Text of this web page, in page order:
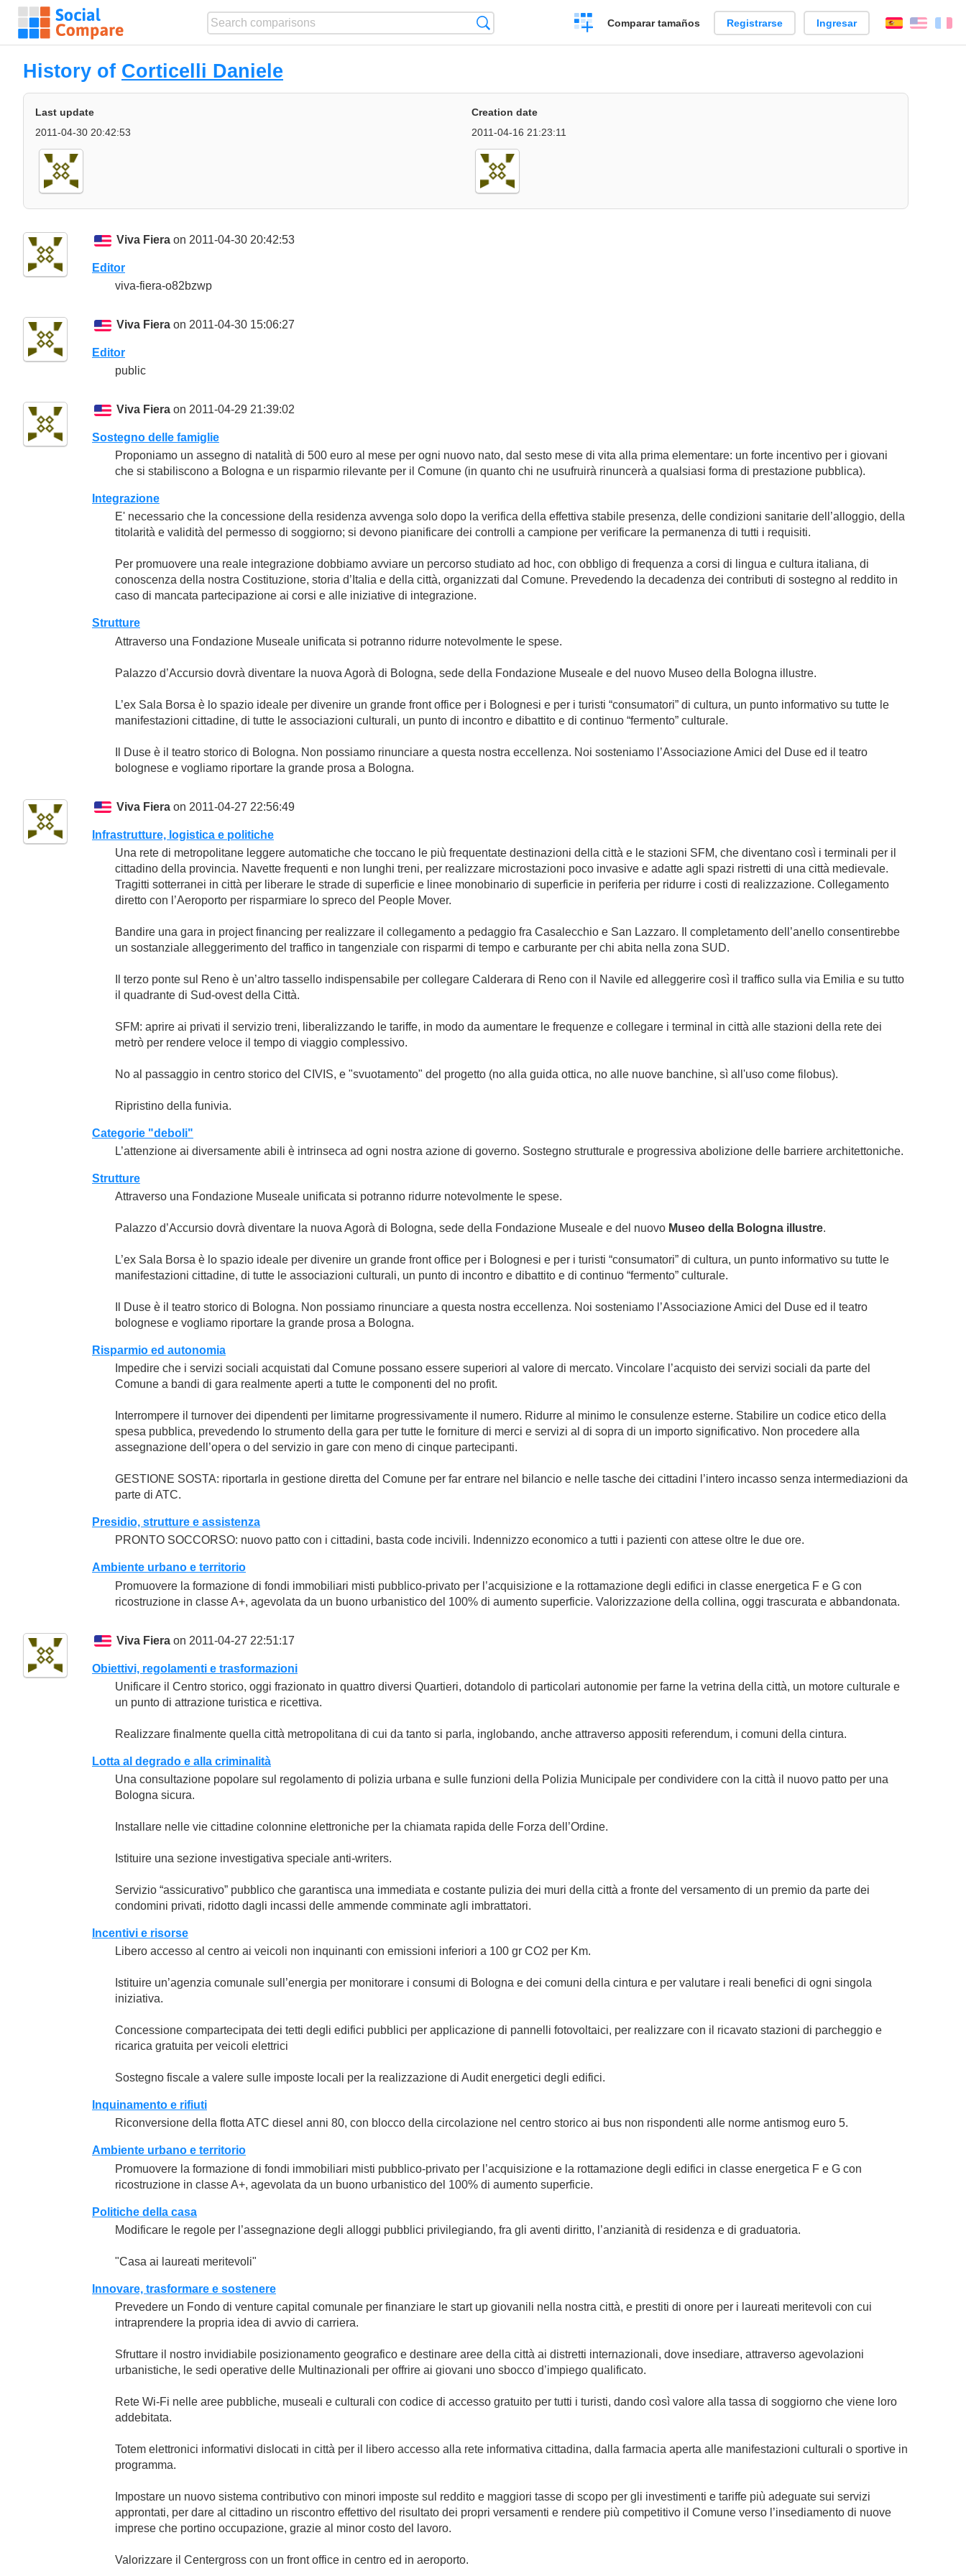
Crear
una
Comparar tamaños Registrarse Ingresar EspañolEnglish
History of Corticelli Daniele
Last update
2011-04-30 20:42:53
Creation date
2011-04-16 21:23:11
Viva Fiera on 2011-04-30 20:42:53
Editor
viva-fiera-o82bzwp
Viva Fiera on 2011-04-30 15:06:27
Editor
public
Viva Fiera on 2011-04-29 21:39:02
Sostegno delle famiglie
Proponiamo un assegno di natalità di 500 euro al mese per ogni nuovo nato, dal sesto mese di vita alla prima elementare: un forte incentivo per i giovani
che si stabiliscono a Bologna e un risparmio rilevante per il Comune (in quanto chi ne usufruirà rinuncerà a qualsiasi forma di prestazione pubblica).
Integrazione
E' necessario che la concessione della residenza avvenga solo dopo la verifica della effettiva stabile presenza, delle condizioni sanitarie dell’alloggio, della
titolarità e validità del permesso di soggiorno; si devono pianificare dei controlli a campione per verificare la permanenza di tutti i requisiti.
Per promuovere una reale integrazione dobbiamo avviare un percorso studiato ad hoc, con obbligo di frequenza a corsi di lingua e cultura italiana, di
conoscenza della nostra Costituzione, storia d’Italia e della città, organizzati dal Comune. Prevedendo la decadenza dei contributi di sostegno al reddito in
caso di mancata partecipazione ai corsi e alle iniziative di integrazione.
Strutture
Attraverso una Fondazione Museale unificata si potranno ridurre notevolmente le spese.
Palazzo d’Accursio dovrà diventare la nuova Agorà di Bologna, sede della Fondazione Museale e del nuovo Museo della Bologna illustre.
L’ex Sala Borsa è lo spazio ideale per divenire un grande front office per i Bolognesi e per i turisti “consumatori” di cultura, un punto informativo su tutte le
manifestazioni cittadine, di tutte le associazioni culturali, un punto di incontro e dibattito e di continuo “fermento” culturale.
Il Duse è il teatro storico di Bologna. Non possiamo rinunciare a questa nostra eccellenza. Noi sosteniamo l’Associazione Amici del Duse ed il teatro
bolognese e vogliamo riportare la grande prosa a Bologna.
Viva Fiera on 2011-04-27 22:56:49
Infrastrutture, logistica e politiche
Una rete di metropolitane leggere automatiche che toccano le più frequentate destinazioni della città e le stazioni SFM, che diventano così i terminali per il
cittadino della provincia. Navette frequenti e non lunghi treni, per realizzare microstazioni poco invasive e adatte agli spazi ristretti di una città medievale.
Tragitti sotterranei in città per liberare le strade di superficie e linee monobinario di superficie in periferia per ridurre i costi di realizzazione. Collegamento
diretto con l’Aeroporto per risparmiare lo spreco del People Mover.
Bandire una gara in project financing per realizzare il collegamento a pedaggio fra Casalecchio e San Lazzaro. Il completamento dell’anello consentirebbe
un sostanziale alleggerimento del traffico in tangenziale con risparmi di tempo e carburante per chi abita nella zona SUD.
Il terzo ponte sul Reno è un’altro tassello indispensabile per collegare Calderara di Reno con il Navile ed alleggerire così il traffico sulla via Emilia e su tutto
il quadrante di Sud-ovest della Città.
SFM: aprire ai privati il servizio treni, liberalizzando le tariffe, in modo da aumentare le frequenze e collegare i terminal in città alle stazioni della rete dei
metrò per rendere veloce il tempo di viaggio complessivo.
No al passaggio in centro storico del CIVIS, e "svuotamento" del progetto (no alla guida ottica, no alle nuove banchine, sì all'uso come filobus).
Ripristino della funivia.
Categorie "deboli"
L’attenzione ai diversamente abili è intrinseca ad ogni nostra azione di governo. Sostegno strutturale e progressiva abolizione delle barriere architettoniche.
Strutture
Attraverso una Fondazione Museale unificata si potranno ridurre notevolmente le spese.
Palazzo d’Accursio dovrà diventare la nuova Agorà di Bologna, sede della Fondazione Museale e del nuovo Museo della Bologna illustre.
L’ex Sala Borsa è lo spazio ideale per divenire un grande front office per i Bolognesi e per i turisti “consumatori” di cultura, un punto informativo su tutte le
manifestazioni cittadine, di tutte le associazioni culturali, un punto di incontro e dibattito e di continuo “fermento” culturale.
Il Duse è il teatro storico di Bologna. Non possiamo rinunciare a questa nostra eccellenza. Noi sosteniamo l’Associazione Amici del Duse ed il teatro
bolognese e vogliamo riportare la grande prosa a Bologna.
Risparmio ed autonomia
Impedire che i servizi sociali acquistati dal Comune possano essere superiori al valore di mercato. Vincolare l’acquisto dei servizi sociali da parte del
Comune a bandi di gara realmente aperti a tutte le componenti del no profit.
Interrompere il turnover dei dipendenti per limitarne progressivamente il numero. Ridurre al minimo le consulenze esterne. Stabilire un codice etico della
spesa pubblica, prevedendo lo strumento della gara per tutte le forniture di merci e servizi al di sopra di un importo significativo. Non procedere alla
assegnazione dell’opera o del servizio in gare con meno di cinque partecipanti.
GESTIONE SOSTA: riportarla in gestione diretta del Comune per far entrare nel bilancio e nelle tasche dei cittadini l’intero incasso senza intermediazioni da
parte di ATC.
Presidio, strutture e assistenza
PRONTO SOCCORSO: nuovo patto con i cittadini, basta code incivili. Indennizzo economico a tutti i pazienti con attese oltre le due ore.
Ambiente urbano e territorio
Promuovere la formazione di fondi immobiliari misti pubblico-privato per l’acquisizione e la rottamazione degli edifici in classe energetica F e G con
ricostruzione in classe A+, agevolata da un buono urbanistico del 100% di aumento superficie. Valorizzazione della collina, oggi trascurata e abbandonata.
Viva Fiera on 2011-04-27 22:51:17
Obiettivi, regolamenti e trasformazioni
Unificare il Centro storico, oggi frazionato in quattro diversi Quartieri, dotandolo di particolari autonomie per farne la vetrina della città, un motore culturale e
un punto di attrazione turistica e ricettiva.
Realizzare finalmente quella città metropolitana di cui da tanto si parla, inglobando, anche attraverso appositi referendum, i comuni della cintura.
Lotta al degrado e alla criminalità
Una consultazione popolare sul regolamento di polizia urbana e sulle funzioni della Polizia Municipale per condividere con la città il nuovo patto per una
Bologna sicura.
Installare nelle vie cittadine colonnine elettroniche per la chiamata rapida delle Forza dell’Ordine.
Istituire una sezione investigativa speciale anti-writers.
Servizio “assicurativo” pubblico che garantisca una immediata e costante pulizia dei muri della città a fronte del versamento di un premio da parte dei
condomini privati, ridotto dagli incassi delle ammende comminate agli imbrattatori.
Incentivi e risorse
Libero accesso al centro ai veicoli non inquinanti con emissioni inferiori a 100 gr CO2 per Km.
Istituire un’agenzia comunale sull’energia per monitorare i consumi di Bologna e dei comuni della cintura e per valutare i reali benefici di ogni singola
iniziativa.
Concessione compartecipata dei tetti degli edifici pubblici per applicazione di pannelli fotovoltaici, per realizzare con il ricavato stazioni di parcheggio e
ricarica gratuita per veicoli elettrici
Sostegno fiscale a valere sulle imposte locali per la realizzazione di Audit energetici degli edifici.
Inquinamento e rifiuti
Riconversione della flotta ATC diesel anni 80, con blocco della circolazione nel centro storico ai bus non rispondenti alle norme antismog euro 5.
Ambiente urbano e territorio
Promuovere la formazione di fondi immobiliari misti pubblico-privato per l’acquisizione e la rottamazione degli edifici in classe energetica F e G con
ricostruzione in classe A+, agevolata da un buono urbanistico del 100% di aumento superficie.
Politiche della casa
Modificare le regole per l’assegnazione degli alloggi pubblici privilegiando, fra gli aventi diritto, l’anzianità di residenza e di graduatoria.
"Casa ai laureati meritevoli"
Innovare, trasformare e sostenere
Prevedere un Fondo di venture capital comunale per finanziare le start up giovanili nella nostra città, e prestiti di onore per i laureati meritevoli con cui
intraprendere la propria idea di avvio di carriera.
Sfruttare il nostro invidiabile posizionamento geografico e destinare aree della città ai distretti internazionali, dove insediare, attraverso agevolazioni
urbanistiche, le sedi operative delle Multinazionali per offrire ai giovani uno sbocco d’impiego qualificato.
Rete Wi-Fi nelle aree pubbliche, museali e culturali con codice di accesso gratuito per tutti i turisti, dando così valore alla tassa di soggiorno che viene loro
addebitata.
Totem elettronici informativi dislocati in città per il libero accesso alla rete informativa cittadina, dalla farmacia aperta alle manifestazioni culturali o sportive in
programma.
Impostare un nuovo sistema contributivo con minori imposte sul reddito e maggiori tasse di scopo per gli investimenti e tariffe più adeguate sui servizi
approntati, per dare al cittadino un riscontro effettivo del risultato dei propri versamenti e rendere più competitivo il Comune verso l’insediamento di nuove
imprese che portino occupazione, grazie al minor costo del lavoro.
Valorizzare il Centergross con un front office in centro ed in aeroporto.